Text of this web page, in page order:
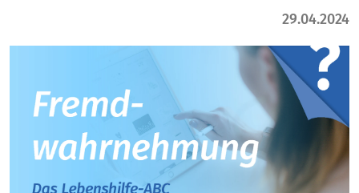
29.04.2024